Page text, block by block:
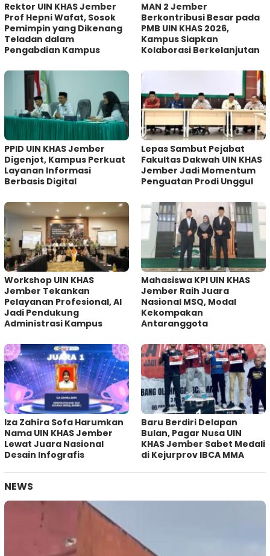
Rektor UIN KHAS Jember
Prof Hepni Wafat, Sosok
Pemimpin yang Dikenang
Teladan dalam
Pengabdian Kampus
MAN 2 Jember
Berkontribusi Besar pada
PMB UIN KHAS 2026,
Kampus Siapkan
Kolaborasi Berkelanjutan
PPID UIN KHAS Jember
Digenjot, Kampus Perkuat
Layanan Informasi
Berbasis Digital
Lepas Sambut Pejabat
Fakultas Dakwah UIN KHAS
Jember Jadi Momentum
Penguatan Prodi Unggul
Workshop UIN KHAS
Jember Tekankan
Pelayanan Profesional, AI
Jadi Pendukung
Administrasi Kampus
Mahasiswa KPI UIN KHAS
Jember Raih Juara
Nasional MSQ, Modal
Kekompakan
Antaranggota
Iza Zahira Sofa Harumkan
Nama UIN KHAS Jember
Lewat Juara Nasional
Desain Infografis
Baru Berdiri Delapan
Bulan, Pagar Nusa UIN
KHAS Jember Sabet Medali
di Kejurprov IBCA MMA
NEWS